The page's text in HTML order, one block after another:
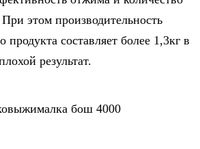
этом производительность
продукта составляет более 1,3кг в
результат.